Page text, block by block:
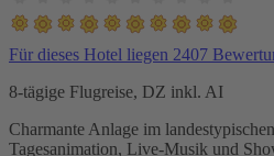
Für dieses Hotel liegen 2407
8-tägige Flugreise, DZ inkl. AI
Charmante Anlage im
Tagesanimation, Live-Musik und